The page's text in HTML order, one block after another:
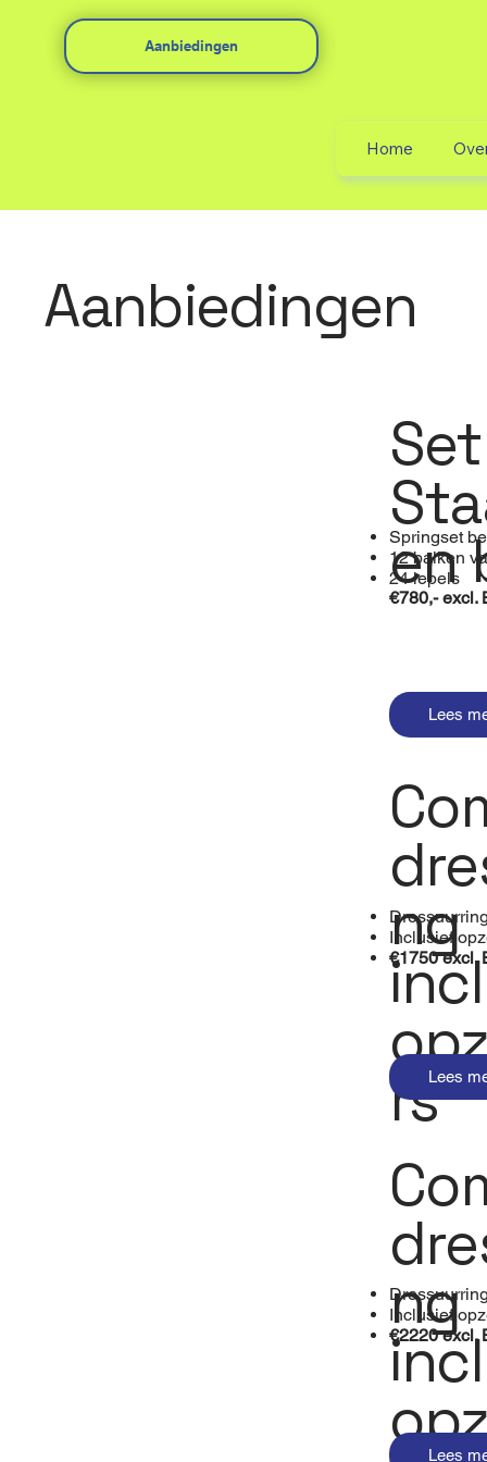
Home
Aanbiedingen
Aanbiedingen
en
Springset
12 balken
24 lepels
€780,- excl.
Lees
ng
rs
Inclusief
€1750 excl.
Lees
ng
Inclusief
€2220 excl.
Lees